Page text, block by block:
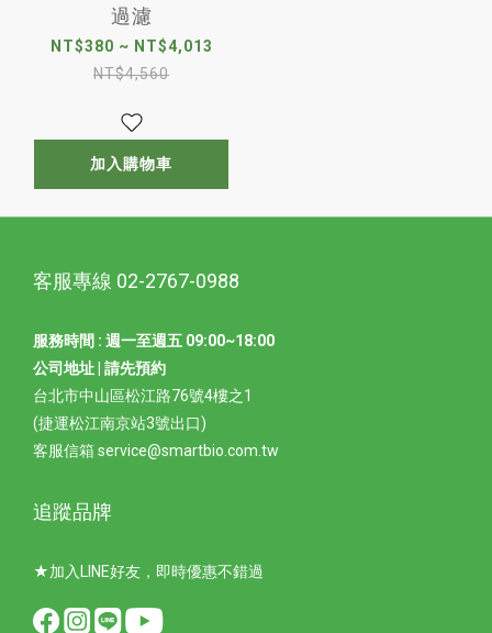
過濾
NT$380 ~ NT$4,013
NT$4,560
加入購物車
客服專線 02-2767-0988
服務時間 : 週一至週五 09:00~18:00
公司地址 | 請先預約
台北市中山區松江路76號4樓之1
(捷運松江南京站3號出口)
客服信箱 service@smartbio.com.tw
追蹤品牌
★加入LINE好友，即時優惠不錯過